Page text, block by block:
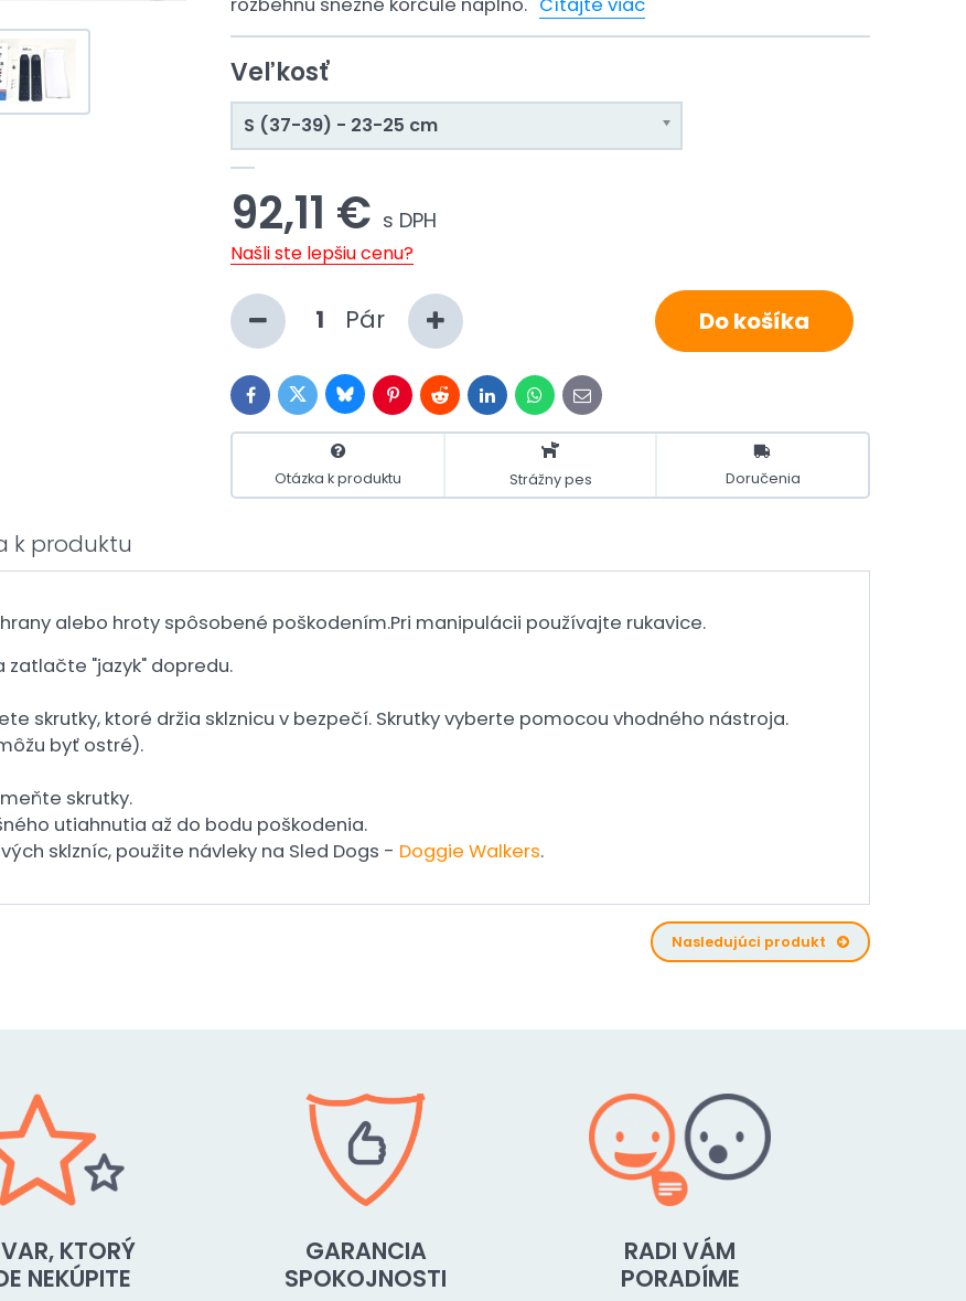
Veľkosť
S (37-39) - 23-25 cm
92,11 € s DPH
Našli ste lepšiu cenu?
Pár Do košíka
FacebookTwitterBlueskyPinterestRedditLinkedInWhatsApp
E-
mail
Otázka k produktu Strážny pes Doručenia
k produktu
alebo hroty spôsobené poškodením.Pri manipulácii používajte rukavice.
zatlačte "jazyk" dopredu.
skrutky, ktoré držia sklznicu v bezpečí. Skrutky vyberte pomocou vhodného nástroja.
byť ostré).
skrutky.
utiahnutia až do bodu poškodenia.
sklzníc, použite návleky na Sled Dogs - Doggie Walkers.
Nasledujúci produkt
KTORÝ
NEKÚPITE
GARANCIA
SPOKOJNOSTI
RADI VÁM
PORADÍME